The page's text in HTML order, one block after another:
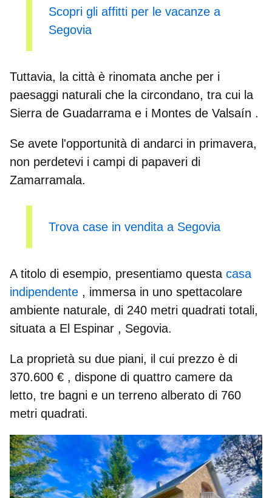
Scopri gli affitti per le vacanze a
Segovia
Tuttavia, la città è rinomata anche per i
paesaggi naturali che la circondano, tra cui la
Sierra de Guadarrama e i Montes de Valsaín .
Se avete l'opportunità di andarci in primavera,
non perdetevi i campi di papaveri di
Zamarramala.
Trova case in vendita a Segovia
A titolo di esempio, presentiamo questa casa
indipendente , immersa in uno spettacolare
ambiente naturale, di 240 metri quadrati totali,
situata a El Espinar , Segovia.
La proprietà su due piani, il cui prezzo è di
370.600 € , dispone di quattro camere da
letto, tre bagni e un terreno alberato di 760
metri quadrati.